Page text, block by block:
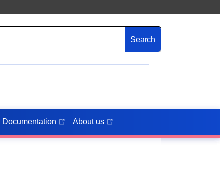
Search
Documentation About us